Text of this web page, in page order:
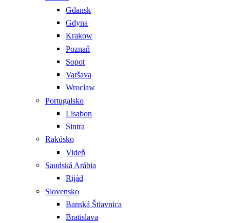
Gdansk
Gdyna
Krakow
Poznaň
Sopot
Varšava
Wroclaw
Portugalsko
Lisabon
Sintra
Rakúsko
Videň
Saudská Arábia
Rijád
Slovensko
Banská Štiavnica
Bratislava